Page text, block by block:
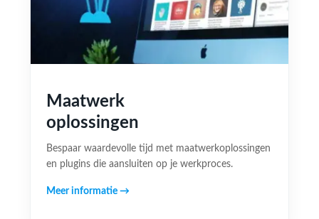
Maatwerk
oplossingen
Bespaar waardevolle tijd met maatwerkoplossingen
en plugins die aansluiten op je werkproces.
Meer informatie →